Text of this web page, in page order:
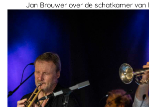
Jan Brouwer over de schatkamer